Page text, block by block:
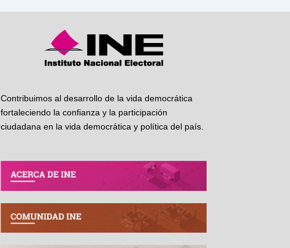
Contribuimos al desarrollo de la vida democrática
fortaleciendo la confianza y la participación
ciudadana en la vida democrática y política del país.